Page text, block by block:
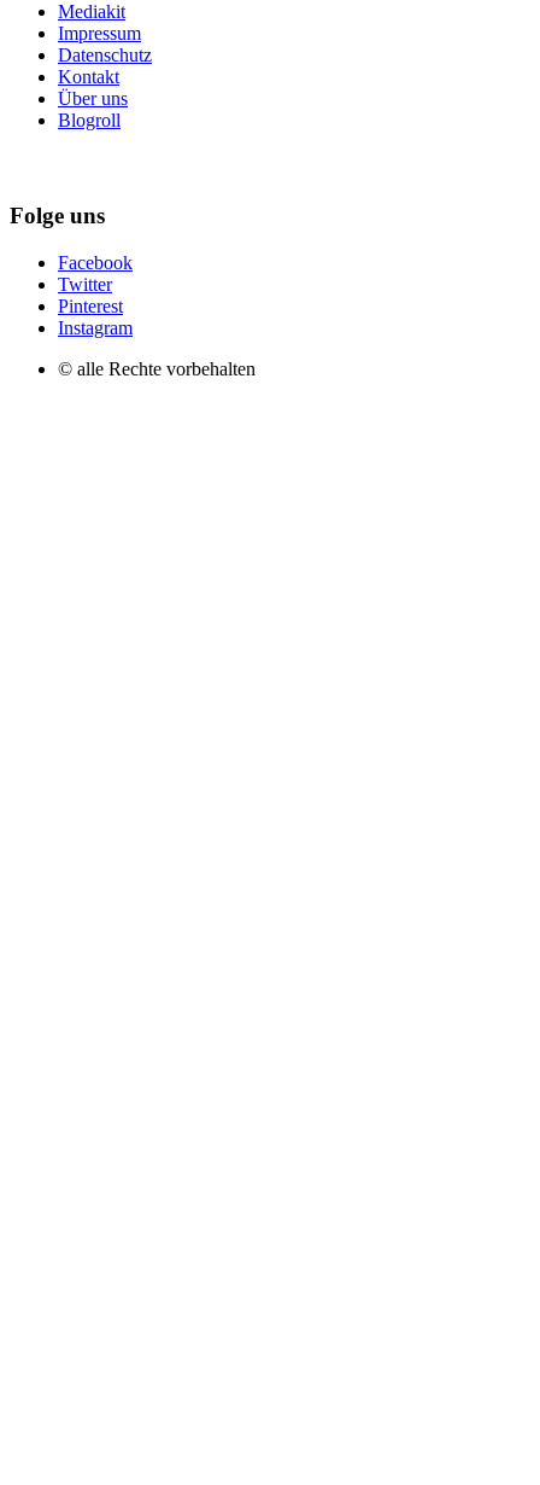
Mediakit
Impressum
Datenschutz
Kontakt
Über uns
Blogroll
Folge uns
Facebook
Twitter
Pinterest
Instagram
© alle Rechte vorbehalten